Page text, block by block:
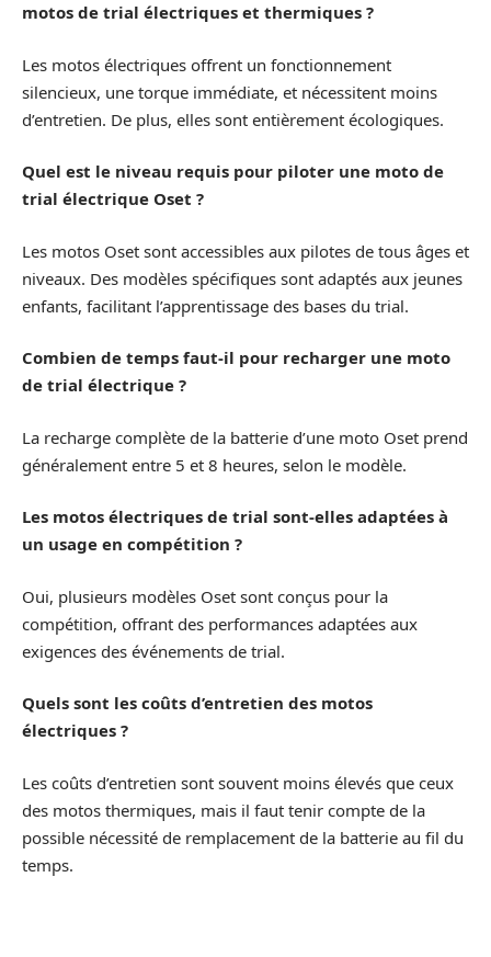
motos de trial électriques et thermiques ?
Les motos électriques offrent un fonctionnement
silencieux, une torque immédiate, et nécessitent moins
d’entretien. De plus, elles sont entièrement écologiques.
Quel est le niveau requis pour piloter une moto de
trial électrique Oset ?
Les motos Oset sont accessibles aux pilotes de tous âges et
niveaux. Des modèles spécifiques sont adaptés aux jeunes
enfants, facilitant l’apprentissage des bases du trial.
Combien de temps faut-il pour recharger une moto
de trial électrique ?
La recharge complète de la batterie d’une moto Oset prend
généralement entre 5 et 8 heures, selon le modèle.
Les motos électriques de trial sont-elles adaptées à
un usage en compétition ?
Oui, plusieurs modèles Oset sont conçus pour la
compétition, offrant des performances adaptées aux
exigences des événements de trial.
Quels sont les coûts d’entretien des motos
électriques ?
Les coûts d’entretien sont souvent moins élevés que ceux
des motos thermiques, mais il faut tenir compte de la
possible nécessité de remplacement de la batterie au fil du
temps.